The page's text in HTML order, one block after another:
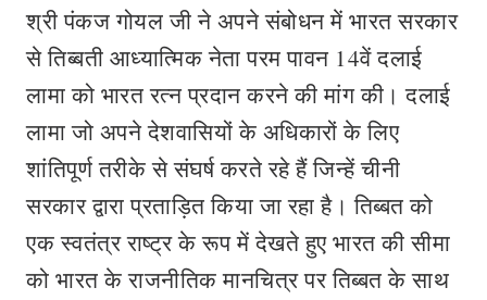
श्री पंकज गोयल जी ने अपने संबोधन में भारत सरकार
से तिब्बती आध्यात्मिक नेता परम पावन 14वें दलाई
लामा को भारत रत्न प्रदान करने की मांग की। दलाई
लामा जो अपने देशवासियों के अधिकारों के लिए
शांतिपूर्ण तरीके से संघर्ष करते रहे हैं जिन्हें चीनी
सरकार द्वारा प्रताड़ित किया जा रहा है। तिब्बत को
एक स्वतंत्र राष्ट्र के रूप में देखते हुए भारत की सीमा
को भारत के राजनीतिक मानचित्र पर तिब्बत के साथ